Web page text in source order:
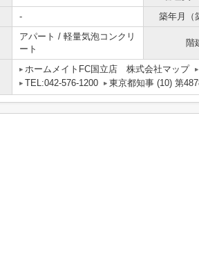
- 築年月（
アパート / 軽量気泡コンクリ
ート
階
ホームメイトFC国立店 株式会社マップ
TEL:042-576-1200
東京都知事 (10) 第